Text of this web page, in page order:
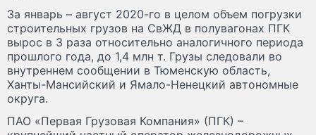
За январь – август 2020-го в целом объем погрузки
строительных грузов на СвЖД в полувагонах ПГК
вырос в 3 раза относительно аналогичного периода
прошлого года, до 1,4 млн т. Грузы следовали во
внутреннем сообщении в Тюменскую область,
Ханты-Мансийский и Ямало-Ненецкий автономные
округа.
ПАО «Первая Грузовая Компания» (ПГК) –